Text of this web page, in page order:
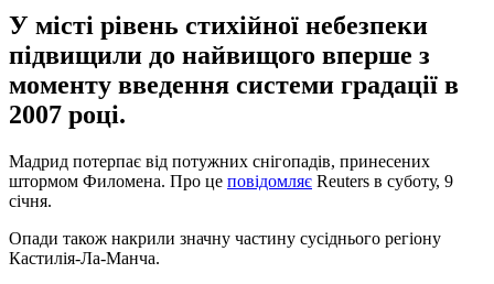
У місті рівень стихійної небезпеки
підвищили до найвищого вперше з
моменту введення системи градації в
2007 році.
Мадрид потерпає від потужних снігопадів, принесених
штормом Филомена. Про це повідомляє Reuters в суботу, 9
січня.
Опади також накрили значну частину сусіднього регіону
Кастилія-Ла-Манча.